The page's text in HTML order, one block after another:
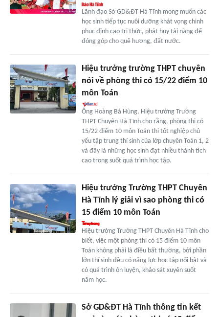
Lãnh đạo Sở GD&ĐT Hà Tĩnh mong muốn các
học sinh tiếp tục nuôi dưỡng khát vọng chinh
phục đỉnh cao tri thức, phát huy tài năng để
đóng góp cho quê hương, đất nước.
Hiệu trưởng trường THPT chuyên
nói về phòng thi có 15/22 điểm 10
môn Toán
Ông Hoàng Bá Hùng, Hiệu trưởng Trường
THPT Chuyên Hà Tĩnh cho rằng, phòng thi có
15/22 điểm 10 môn Toán thi tốt nghiệp chủ
yếu tập trung thí sinh của lớp chuyên Toán 1, 2
và đây là những học sinh đạt nhiều thành tích
cao trong suốt quá trình học tập.
Hiệu trưởng Trường THPT Chuyên
Hà Tĩnh lý giải vì sao phòng thi có
15 điểm 10 môn Toán
Hiệu trưởng Trường THPT Chuyên Hà Tĩnh cho
biết, việc một phòng thi có 15 điểm 10 môn
Toán không phải là điều bất thường, bởi phần
lớn thí sinh đều có năng lực học tập nổi bật và
có quá trình ôn luyện, khảo sát xuyên suốt
năm học.
Sở GD&ĐT Hà Tĩnh thông tin kết